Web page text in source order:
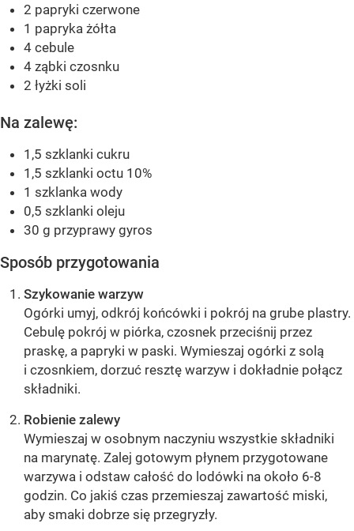
2 papryki czerwone
1 papryka żółta
4 cebule
4 ząbki czosnku
2 łyżki soli
Na zalewę:
1,5 szklanki cukru
1,5 szklanki octu 10%
1 szklanka wody
0,5 szklanki oleju
30 g przyprawy gyros
Sposób przygotowania
Szykowanie warzyw
Ogórki umyj, odkrój końcówki i pokrój na grube plastry.
Cebulę pokrój w piórka, czosnek przeciśnij przez
praskę, a papryki w paski. Wymieszaj ogórki z solą
i czosnkiem, dorzuć resztę warzyw i dokładnie połącz
składniki.
Robienie zalewy
Wymieszaj w osobnym naczyniu wszystkie składniki
na marynatę. Zalej gotowym płynem przygotowane
warzywa i odstaw całość do lodówki na około 6-8
godzin. Co jakiś czas przemieszaj zawartość miski,
aby smaki dobrze się przegryzły.